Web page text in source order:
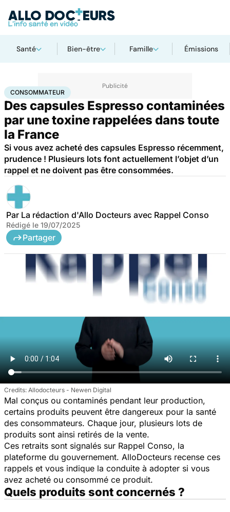
Santé Bien-être Famille Émissions
AccueilSantéConsommateur
CONSOMMATEUR
Des capsules Espresso contaminées
par une toxine rappelées dans toute
la France
Si vous avez acheté des capsules Espresso récemment,
prudence ! Plusieurs lots font actuellement l’objet d’un
rappel et ne doivent pas être consommées.
Par La rédaction d'Allo Docteurs avec Rappel Conso
Rédigé le 19/07/2025
Partager
Allodocteurs - Newen Digital
Mal conçus ou contaminés pendant leur production,
certains produits peuvent être dangereux pour la santé
des consommateurs. Chaque jour, plusieurs lots de
produits sont ainsi retirés de la vente.
Ces retraits sont signalés sur Rappel Conso, la
plateforme du gouvernement. AlloDocteurs recense ces
rappels et vous indique la conduite à adopter si vous
avez acheté ou consommé ce produit.
Quels produits sont concernés ?